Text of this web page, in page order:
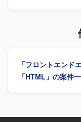
CSS設計手法、
面実装や、バック
きる方を求めてお
にコミュニケーシ
す。バックエンド
「フロントエンド
「HTML」の案件